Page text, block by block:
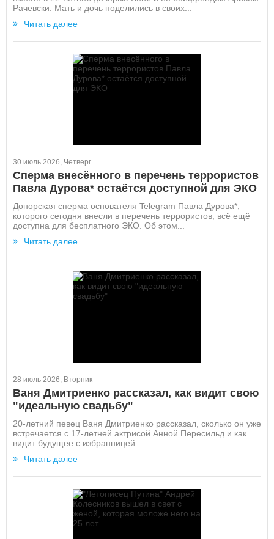
Рачевски. Мать и дочь поделились в своих...
Читать далее
30 июль 2026, Четверг
Сперма внесённого в перечень террористов
Павла Дурова* остаётся доступной для ЭКО
Донорская сперма основателя Telegram Павла Дурова*,
которого сегодня внесли в перечень террористов, всё ещё
доступна для бесплатного ЭКО. Об этом...
Читать далее
28 июль 2026, Вторник
Ваня Дмитриенко рассказал, как видит свою
"идеальную свадьбу"
20-летний певец Ваня Дмитриенко рассказал, сколько он уже
встречается с 17-летней актрисой Анной Пересильд и как
видит будущее с избранницей. ...
Читать далее